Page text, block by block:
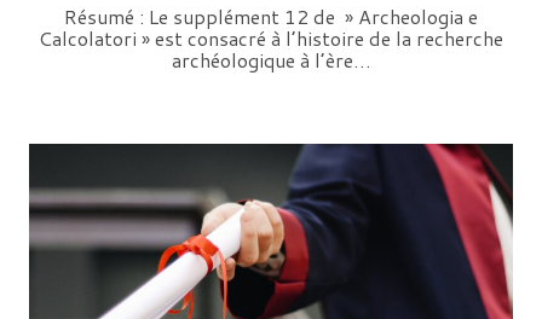
Résumé : Le supplément 12 de » Archeologia e
Calcolatori » est consacré à l’histoire de la recherche
archéologique à l’ère…